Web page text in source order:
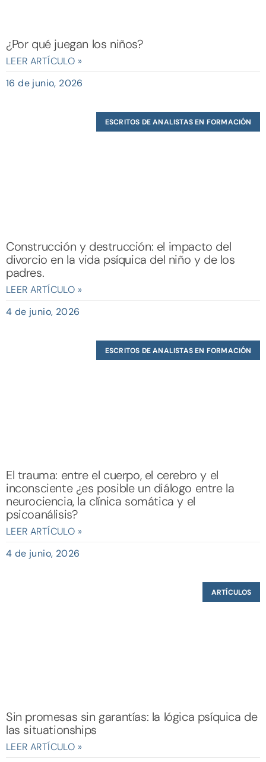
¿Por qué juegan los niños?
LEER ARTÍCULO »
16 de junio, 2026
ESCRITOS DE ANALISTAS EN FORMACIÓN
Construcción y destrucción: el impacto del
divorcio en la vida psíquica del niño y de los
padres.
LEER ARTÍCULO »
4 de junio, 2026
ESCRITOS DE ANALISTAS EN FORMACIÓN
El trauma: entre el cuerpo, el cerebro y el
inconsciente ¿es posible un diálogo entre la
neurociencia, la clínica somática y el
psicoanálisis?
LEER ARTÍCULO »
4 de junio, 2026
ARTÍCULOS
Sin promesas sin garantías: la lógica psíquica de
las situationships
LEER ARTÍCULO »